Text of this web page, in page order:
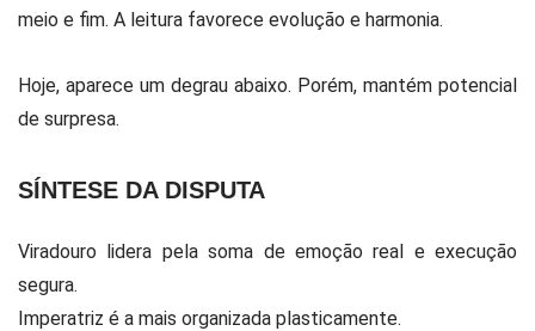
meio e fim. A leitura favorece evolução e harmonia.
Hoje, aparece um degrau abaixo. Porém, mantém potencial
de surpresa.
SÍNTESE DA DISPUTA
Viradouro lidera pela soma de emoção real e execução
segura.
Imperatriz é a mais organizada plasticamente.